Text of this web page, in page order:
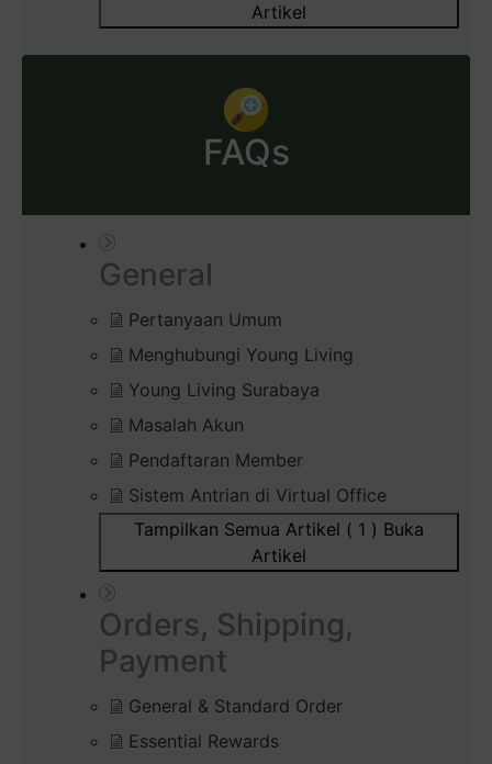
Artikel
FAQs
General
Pertanyaan Umum
Menghubungi Young Living
Young Living Surabaya
Masalah Akun
Pendaftaran Member
Sistem Antrian di Virtual Office
Tampilkan Semua Artikel ( 1 ) Buka
Artikel
Orders, Shipping,
Payment
General & Standard Order
Essential Rewards